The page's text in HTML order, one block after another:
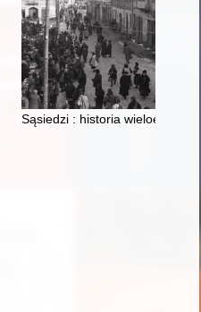
absolwent tczewskiej Szkoły
Sąsiedzi : historia